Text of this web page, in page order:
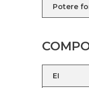
Potere
EI